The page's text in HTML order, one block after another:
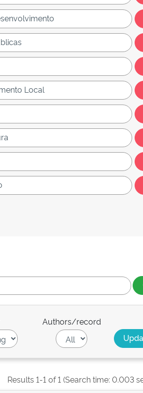
Authors/record
Results 1-1 of 1 (Search time: 0.003